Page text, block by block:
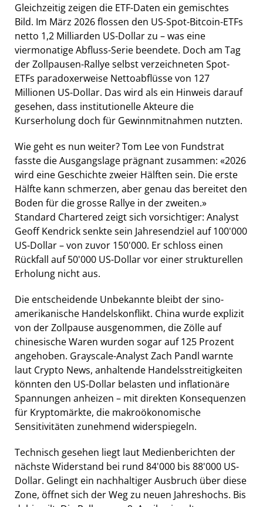
Gleichzeitig zeigen die ETF-Daten ein gemischtes
Bild. Im März 2026 flossen den US-Spot-Bitcoin-ETFs
netto 1,2 Milliarden US-Dollar zu – was eine
viermonatige Abfluss-Serie beendete. Doch am Tag
der Zollpausen-Rallye selbst verzeichneten Spot-
ETFs paradoxerweise Nettoabflüsse von 127
Millionen US-Dollar. Das wird als ein Hinweis darauf
gesehen, dass institutionelle Akteure die
Kurserholung doch für Gewinnmitnahmen nutzten.
Wie geht es nun weiter? Tom Lee von Fundstrat
fasste die Ausgangslage prägnant zusammen: «2026
wird eine Geschichte zweier Hälften sein. Die erste
Hälfte kann schmerzen, aber genau das bereitet den
Boden für die grosse Rallye in der zweiten.»
Standard Chartered zeigt sich vorsichtiger: Analyst
Geoff Kendrick senkte sein Jahresendziel auf 100'000
US-Dollar – von zuvor 150'000. Er schloss einen
Rückfall auf 50'000 US-Dollar vor einer strukturellen
Erholung nicht aus.
Die entscheidende Unbekannte bleibt der sino-
amerikanische Handelskonflikt. China wurde explizit
von der Zollpause ausgenommen, die Zölle auf
chinesische Waren wurden sogar auf 125 Prozent
angehoben. Grayscale-Analyst Zach Pandl warnte
laut Crypto News, anhaltende Handelsstreitigkeiten
könnten den US-Dollar belasten und inflationäre
Spannungen anheizen – mit direkten Konsequenzen
für Kryptomärkte, die makroökonomische
Sensitivitäten zunehmend widerspiegeln.
Technisch gesehen liegt laut Medienberichten der
nächste Widerstand bei rund 84'000 bis 88'000 US-
Dollar. Gelingt ein nachhaltiger Ausbruch über diese
Zone, öffnet sich der Weg zu neuen Jahreshochs. Bis